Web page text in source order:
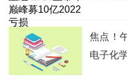
焦点！
电子化